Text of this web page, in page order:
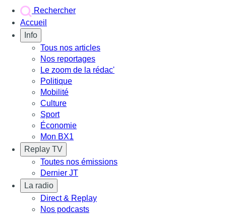
Rechercher
Accueil
Info
Tous nos articles
Nos reportages
Le zoom de la rédac'
Politique
Mobilité
Culture
Sport
Économie
Mon BX1
Replay TV
Toutes nos émissions
Dernier JT
La radio
Direct & Replay
Nos podcasts